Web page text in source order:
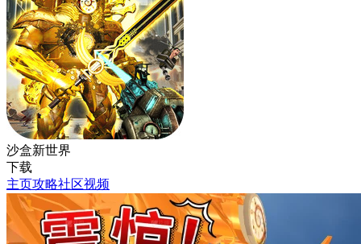
沙盒新世界
下载
主页攻略社区视频